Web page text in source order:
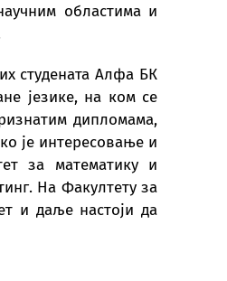
областима и
студената Алфа БК
језике, на ком се
дипломама,
је интересовање и
за математику и
На Факултету за
и даље настоји да